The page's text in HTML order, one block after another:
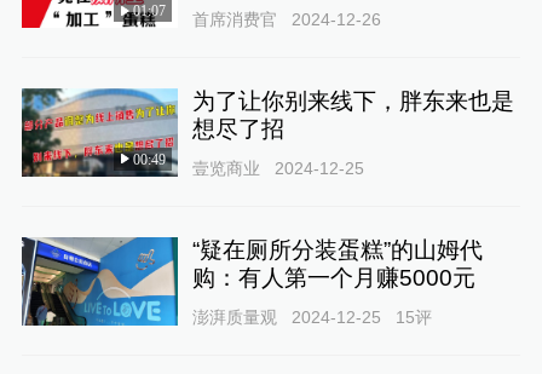
01:07 首席消费官 2024-12-26
00:49
为了让你别来线下，胖东来也是
想尽了招
壹览商业 2024-12-25
“疑在厕所分装蛋糕”的山姆代
购：有人第一个月赚5000元
澎湃质量观 2024-12-25 15评